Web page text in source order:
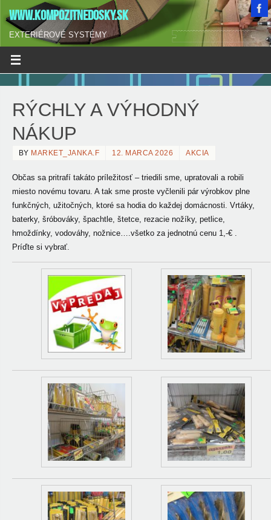
WWW.KOMPOZITNEDOSKY.SK
EXTERIÉROVÉ SYSTÉMY
RÝCHLY A VÝHODNÝ
NÁKUP
BY MARKET_JANKA.F 12. MARCA 2026 AKCIA
Občas sa pritrafí takáto príležitosť – triedili sme, upratovali a robili
miesto novému tovaru. A tak sme proste vyčlenili pár výrobkov plne
funkčných, užitočných, ktoré sa hodia do každej domácnosti. Vrtáky,
baterky, šróbováky, špachtle, štetce, rezacie nožíky, petlice,
hmoždínky, vodováhy, nožnice….všetko za jednotnú cenu 1,-€ .
Príďte si vybrať.